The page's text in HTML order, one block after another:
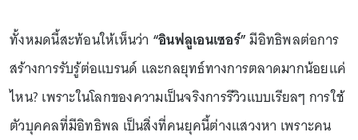
ทั้งหมดนี้สะท้อนให้เห็นว่า “อินฟลูเอนเซอร์”มีอิทธิพลต่อการ
สร้างการรับรู้ต่อแบรนด์ และกลยุทธ์ทางการตลาดมากน้อยแค่
ไหน? เพราะในโลกของความเป็นจริงการรีวิวแบบเรียลๆ การใช้
ตัวบุคคลที่มีอิทธิพล เป็นสิ่งที่คนยุคนี้ต่างแสวงหา เพราะคน